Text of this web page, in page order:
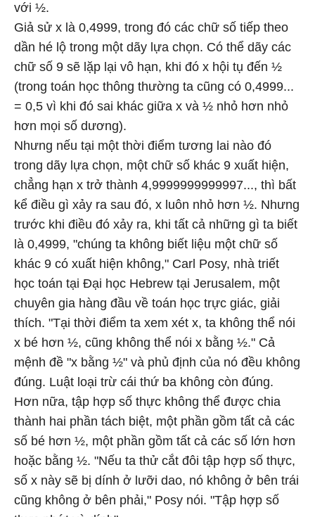
với ½.
Giả sử x là 0,4999, trong đó các chữ số tiếp theo
dần hé lộ trong một dãy lựa chọn. Có thể dãy các
chữ số 9 sẽ lặp lại vô hạn, khi đó x hội tụ đến ½
(trong toán học thông thường ta cũng có 0,4999...
= 0,5 vì khi đó sai khác giữa x và ½ nhỏ hơn nhỏ
hơn mọi số dương).
Nhưng nếu tại một thời điểm tương lai nào đó
trong dãy lựa chọn, một chữ số khác 9 xuất hiện,
chẳng hạn x trở thành 4,9999999999997..., thì bất
kể điều gì xảy ra sau đó, x luôn nhỏ hơn ½. Nhưng
trước khi điều đó xảy ra, khi tất cả những gì ta biết
là 0,4999, "chúng ta không biết liệu một chữ số
khác 9 có xuất hiện không," Carl Posy, nhà triết
học toán tại Đại học Hebrew tại Jerusalem, một
chuyên gia hàng đầu về toán học trực giác, giải
thích. "Tại thời điểm ta xem xét x, ta không thể nói
x bé hơn ½, cũng không thể nói x bằng ½." Cả
mệnh đề "x bằng ½" và phủ định của nó đều không
đúng. Luật loại trừ cái thứ ba không còn đúng.
Hơn nữa, tập hợp số thực không thể được chia
thành hai phần tách biệt, một phần gồm tất cả các
số bé hơn ½, một phần gồm tất cả các số lớn hơn
hoặc bằng ½. "Nếu ta thử cắt đôi tập hợp số thực,
số x này sẽ bị dính ở lưỡi dao, nó không ở bên trái
cũng không ở bên phải," Posy nói. "Tập hợp số